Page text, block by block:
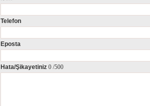
Telefon
Eposta
Hata/Şikayetiniz 0 /500